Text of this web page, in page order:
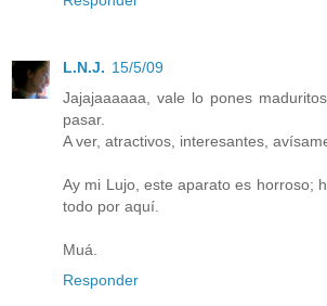
L.N.J. 15/5/09
Jajajaaaaaa, vale lo pones
pasar.
A ver, atractivos, interesantes,
Ay mi Lujo, este aparato es horroso;
todo por aquí.
Muá.
Responder